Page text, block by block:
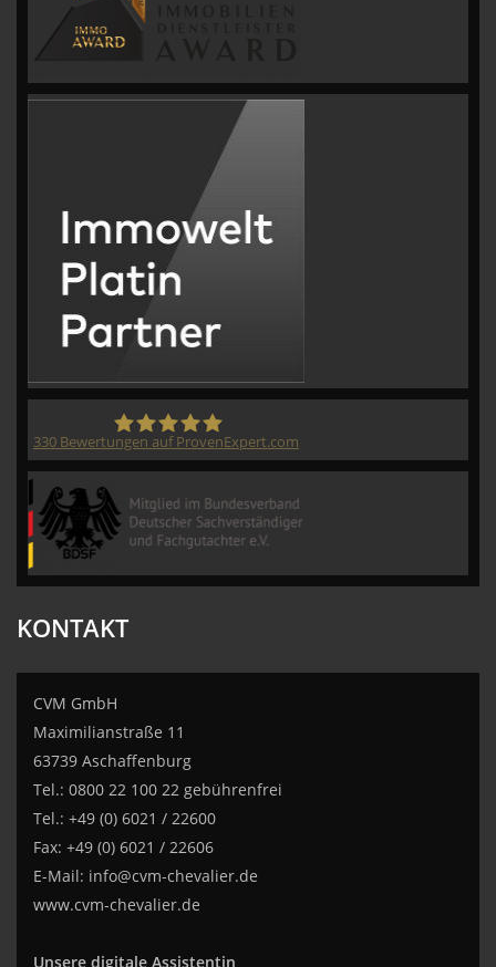
330 Bewertungen auf ProvenExpert.com
KONTAKT
CVM GmbH
Maximilianstraße 11
63739 Aschaffenburg
Tel.: 0800 22 100 22 gebührenfrei
Tel.: +49 (0) 6021 / 22600
Fax: +49 (0) 6021 / 22606
E-Mail: info@cvm-chevalier.de
www.cvm-chevalier.de
Unsere digitale Assistentin